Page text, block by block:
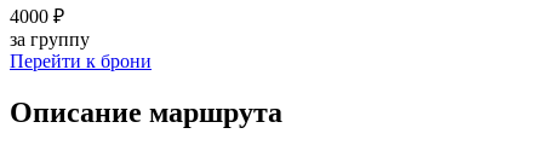
4000 ₽
за группу
Перейти к брони
Описание маршрута